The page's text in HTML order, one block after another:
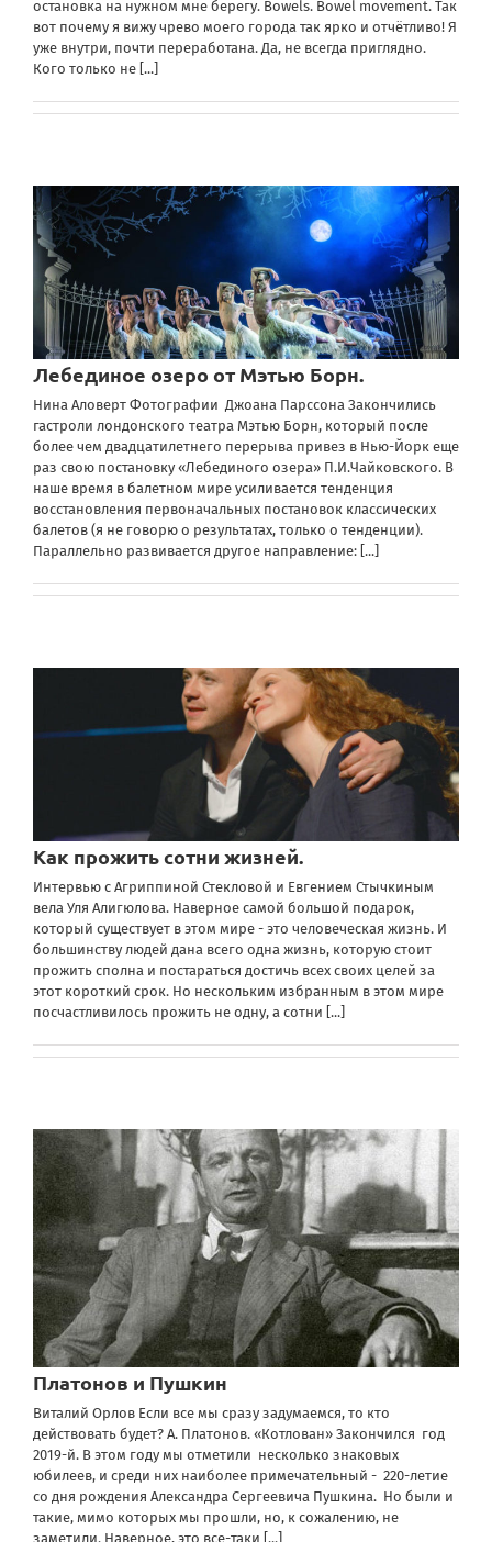
остановка на нужном мне берегу. Bowels. Bowel movement. Так
вот почему я вижу чрево моего города так ярко и отчётливо! Я
уже внутри, почти переработана. Да, не всегда приглядно.
Кого только не [...]
Лебединое озеро от Мэтью Борн.
Нина Аловерт Фотографии Джоана Парссона Закончились
гастроли лондонского театра Мэтью Борн, который после
более чем двадцатилетнего перерыва привез в Нью-Йорк еще
раз свою постановку «Лебединого озера» П.И.Чайковского. В
наше время в балетном мире усиливается тенденция
восстановления первоначальных постановок классических
балетов (я не говорю о результатах, только о тенденции).
Параллельно развивается другое направление: [...]
Как прожить сотни жизней.
Интервью с Агриппиной Стекловой и Евгением Стычкиным
вела Уля Алигюлова. Наверное самой большой подарок,
который существует в этом мире - это человеческая жизнь. И
большинству людей дана всего одна жизнь, которую стоит
прожить сполна и постараться достичь всех своих целей за
этот короткий срок. Но нескольким избранным в этом мире
посчастливилось прожить не одну, а сотни [...]
Платонов и Пушкин
Виталий Орлов Если все мы сразу задумаемся, то кто
действовать будет? А. Платонов. «Котлован» Закончился год
2019-й. В этом году мы отметили несколько знаковых
юбилеев, и среди них наиболее примечательный - 220-летие
со дня рождения Александра Сергеевича Пушкина. Но были и
такие, мимо которых мы прошли, но, к сожалению, не
заметили. Наверное, это все-таки [...]